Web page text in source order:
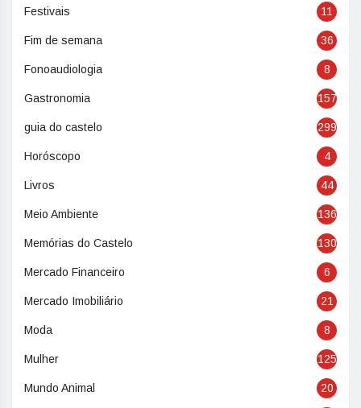
Festivais 11
Fim de semana 36
Fonoaudiologia 8
Gastronomia 157
guia do castelo 299
Horóscopo 4
Livros 44
Meio Ambiente 136
Memórias do Castelo 130
Mercado Financeiro 6
Mercado Imobiliário 21
Moda 8
Mulher 125
Mundo Animal 20